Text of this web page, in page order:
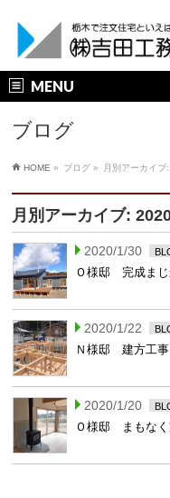
MENU
ブログ
HOME » ブログ » 月別アーカイブ
月別アーカイブ:
2020/1/30
Ｏ様邸 完成まじ
2020/1/22
Ｎ様邸 建方工事
2020/1/20
Ｏ様邸 まもなく